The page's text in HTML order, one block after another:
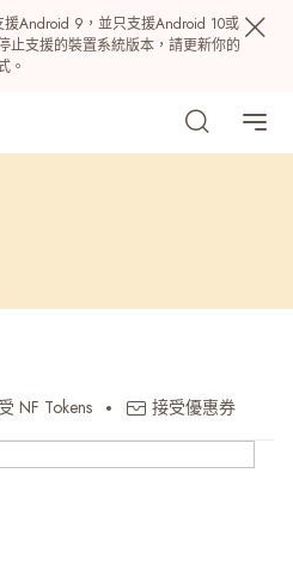
Android 9，並只支援Android 10或
止支援的裝置系統版本，請更新你的
。
NF Tokens 接受優惠券